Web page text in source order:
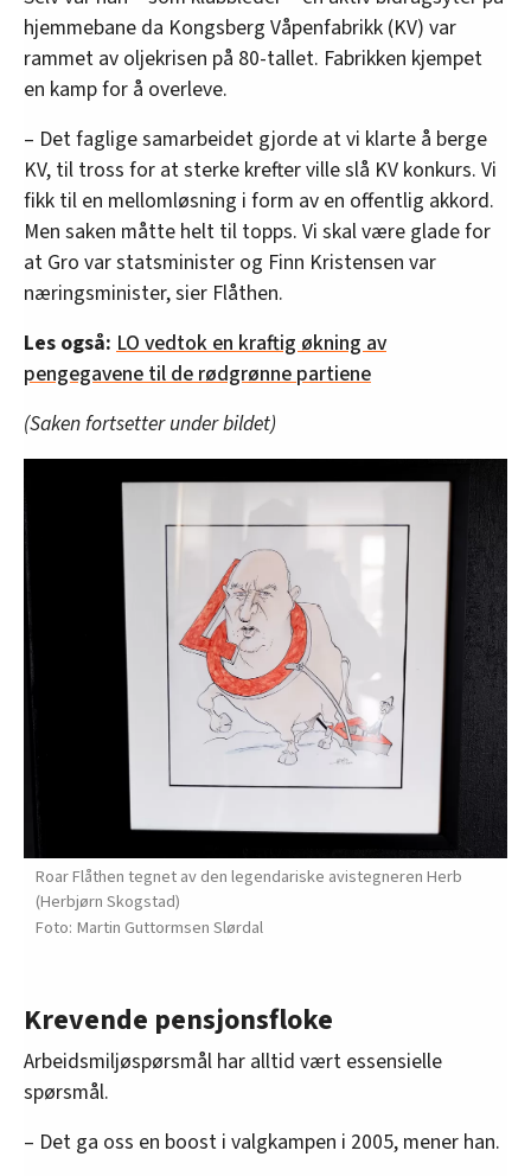
hjemmebane da Kongsberg Våpenfabrikk (KV) var
rammet av oljekrisen på 80-tallet. Fabrikken kjempet
en kamp for å overleve.
– Det faglige samarbeidet gjorde at vi klarte å berge
KV, til tross for at sterke krefter ville slå KV konkurs. Vi
fikk til en mellomløsning i form av en offentlig akkord.
Men saken måtte helt til topps. Vi skal være glade for
at Gro var statsminister og Finn Kristensen var
næringsminister, sier Flåthen.
Les også: LO vedtok en kraftig økning av
pengegavene til de rødgrønne partiene
(Saken fortsetter under bildet)
Roar Flåthen tegnet av den legendariske avistegneren Herb
(Herbjørn Skogstad)
Martin Guttormsen Slørdal
Krevende pensjonsfloke
Arbeidsmiljøspørsmål har alltid vært essensielle
spørsmål.
– Det ga oss en boost i valgkampen i 2005, mener han.